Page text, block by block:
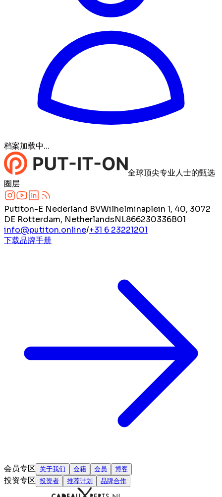
档案加载中...
全球顶尖专业人士的甄选
圈层
Putiton-E Nederland BVWilhelminaplein 1, 40, 3072
DE Rotterdam, NetherlandsNL866230336B01
info@putiton.online/+31 6 23221201
下载品牌手册
会员专区 关于我们 会籍 会员 博客
投资专区 投资者 推荐计划 品牌合作